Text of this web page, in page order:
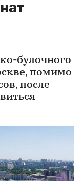
булочного
помимо
после